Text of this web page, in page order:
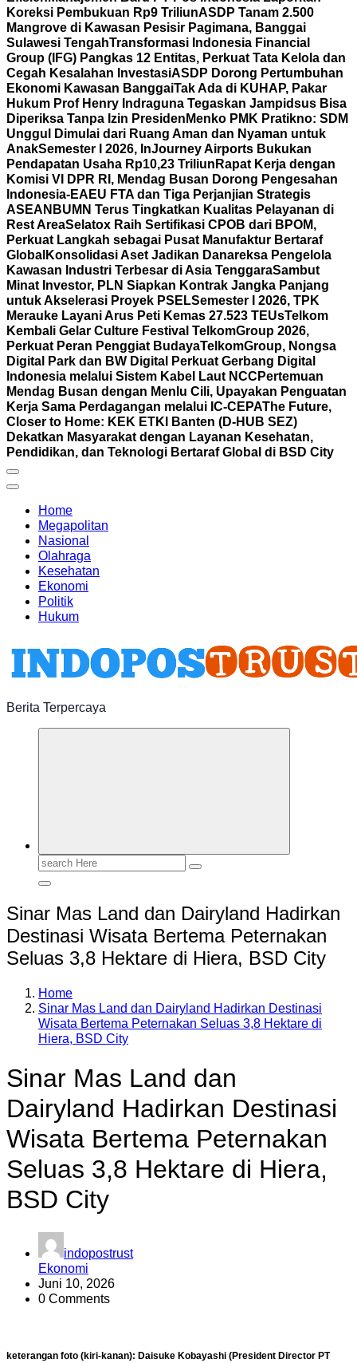
Koreksi Pembukuan Rp9 TriliunASDP Tanam 2.500
Mangrove di Kawasan Pesisir Pagimana, Banggai
Sulawesi TengahTransformasi Indonesia Financial
Group (IFG) Pangkas 12 Entitas, Perkuat Tata Kelola dan
Cegah Kesalahan InvestasiASDP Dorong Pertumbuhan
Ekonomi Kawasan BanggaiTak Ada di KUHAP, Pakar
Hukum Prof Henry Indraguna Tegaskan Jampidsus Bisa
Diperiksa Tanpa Izin Presiden Menko PMK Pratikno: SDM
Unggul Dimulai dari Ruang Aman dan Nyaman untuk
AnakSemester I 2026, InJourney Airports Bukukan
Pendapatan Usaha Rp10,23 Triliun Rapat Kerja dengan
Komisi VI DPR RI, Mendag Busan Dorong Pengesahan
Indonesia-EAEU FTA dan Tiga Perjanjian Strategis
ASEAN BUMN Terus Tingkatkan Kualitas Pelayanan di
Rest AreaSelatox Raih Sertifikasi CPOB dari BPOM,
Perkuat Langkah sebagai Pusat Manufaktur Bertaraf
Global Konsolidasi Aset Jadikan Danareksa Pengelola
Kawasan Industri Terbesar di Asia TenggaraSambut
Minat Investor, PLN Siapkan Kontrak Jangka Panjang
untuk Akselerasi Proyek PSELSemester I 2026, TPK
Merauke Layani Arus Peti Kemas 27.523 TEUsTelkom
Kembali Gelar Culture Festival TelkomGroup 2026,
Perkuat Peran Penggiat BudayaTelkomGroup, Nongsa
Digital Park dan BW Digital Perkuat Gerbang Digital
Indonesia melalui Sistem Kabel Laut NCC Pertemuan
Mendag Busan dengan Menlu Cili, Upayakan Penguatan
Kerja Sama Perdagangan melalui IC-CEPAThe Future,
Closer to Home: KEK ETKI Banten (D-HUB SEZ)
Dekatkan Masyarakat dengan Layanan Kesehatan,
Pendidikan, dan Teknologi Bertaraf Global di BSD City
Home
Megapolitan
Nasional
Olahraga
Kesehatan
Ekonomi
Politik
Hukum
Berita Terpercaya
Search
Sinar Mas Land dan Dairyland Hadirkan
Destinasi Wisata Bertema Peternakan
Seluas 3,8 Hektare di Hiera, BSD City
Home
Sinar Mas Land dan Dairyland Hadirkan Destinasi
Wisata Bertema Peternakan Seluas 3,8 Hektare di
Hiera, BSD City
Sinar Mas Land dan
Dairyland Hadirkan Destinasi
Wisata Bertema Peternakan
Seluas 3,8 Hektare di Hiera,
BSD City
indopostrust
Ekonomi
Juni 10, 2026
0 Comments
keterangan foto (kiri-kanan): Daisuke Kobayashi (President Director PT